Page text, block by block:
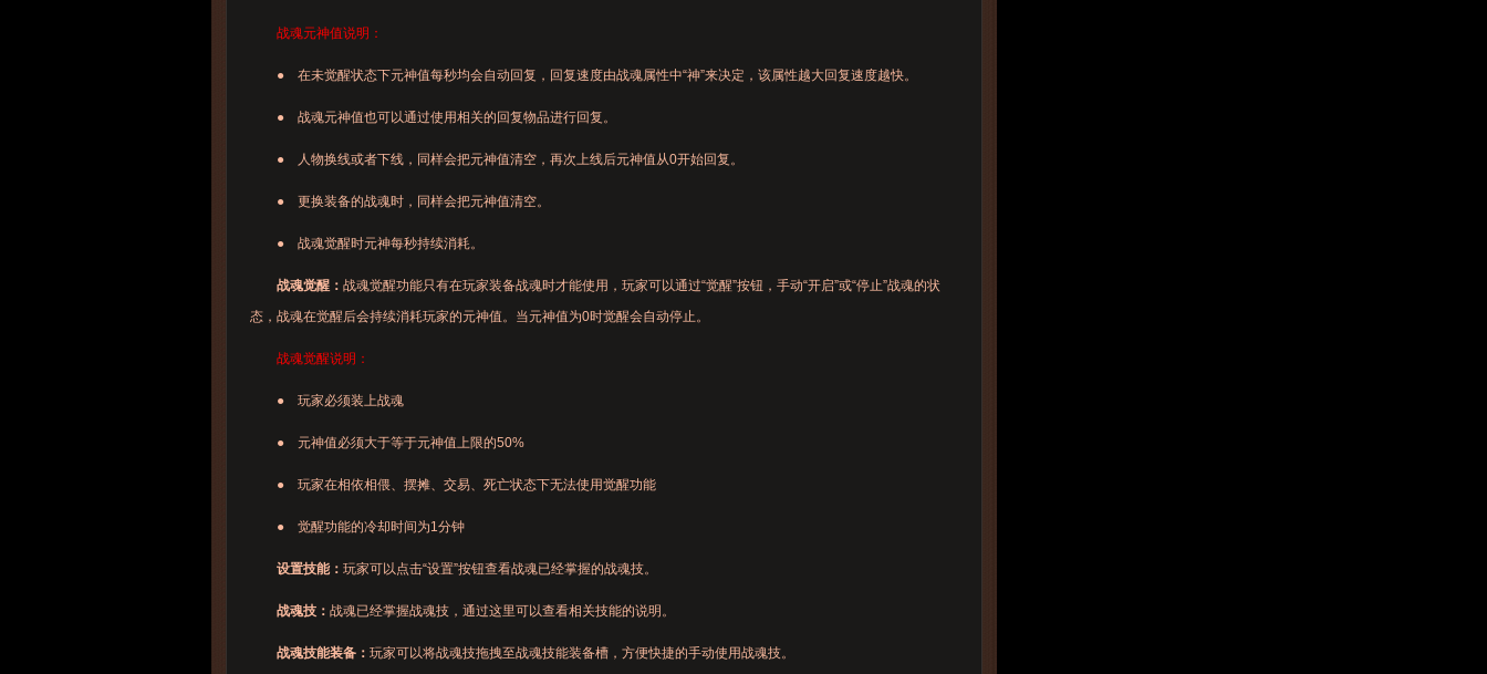
战魂元神值说明：
● 在未觉醒状态下元神值每秒均会自动回复，回复速度由战魂属性中“神”来决定，该属性越大回复速度越快。
● 战魂元神值也可以通过使用相关的回复物品进行回复。
● 人物换线或者下线，同样会把元神值清空，再次上线后元神值从0开始回复。
● 更换装备的战魂时，同样会把元神值清空。
● 战魂觉醒时元神每秒持续消耗。
战魂觉醒： 战魂觉醒功能只有在玩家装备战魂时才能使用，玩家可以通过“觉醒”按钮，手动“开启”或“停止”战魂的状
态，战魂在觉醒后会持续消耗玩家的元神值。当元神值为0时觉醒会自动停止。
战魂觉醒说明：
● 玩家必须装上战魂
● 元神值必须大于等于元神值上限的50%
● 玩家在相依相偎、摆摊、交易、死亡状态下无法使用觉醒功能
● 觉醒功能的冷却时间为1分钟
设置技能： 玩家可以点击“设置”按钮查看战魂已经掌握的战魂技。
战魂技： 战魂已经掌握战魂技，通过这里可以查看相关技能的说明。
战魂技能装备： 玩家可以将战魂技拖拽至战魂技能装备槽，方便快捷的手动使用战魂技。